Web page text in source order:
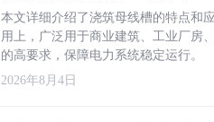
本文详细介绍了浇筑母线槽的特点和
用上，广泛用于商业建筑、工业厂房
的高要求，保障电力系统稳定运行。
2026年8月4日